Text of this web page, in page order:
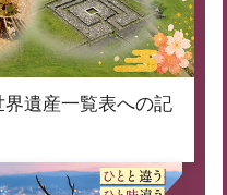
界遺産一覧表への記